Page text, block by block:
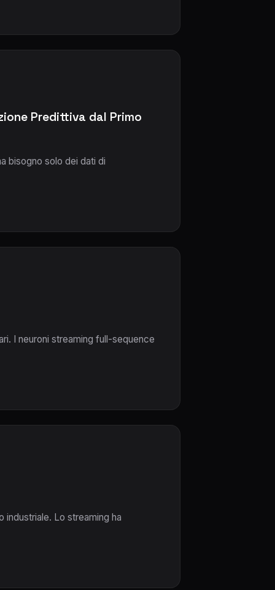
Predittiva dal Primo
bisogno solo dei dati di
I neuroni streaming full-sequence
industriale. Lo streaming ha